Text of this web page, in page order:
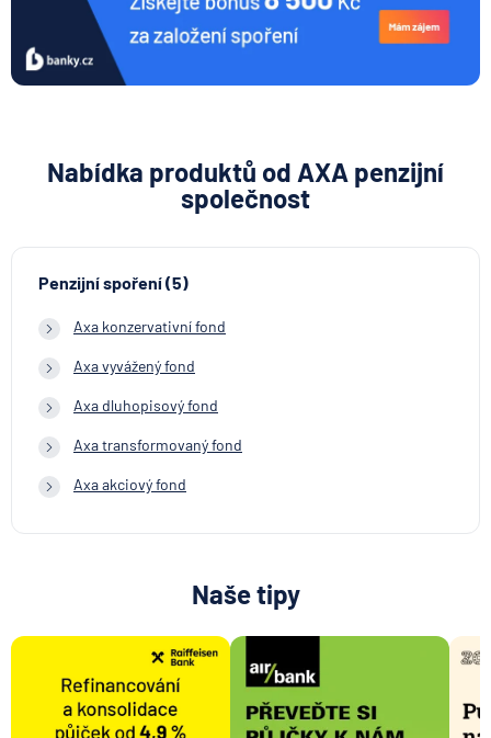
Nabídka produktů od AXA penzijní
společnost
Penzijní spoření (5)
Axa konzervativní fond
Axa vyvážený fond
Axa dluhopisový fond
Axa transformovaný fond
Axa akciový fond
Naše tipy